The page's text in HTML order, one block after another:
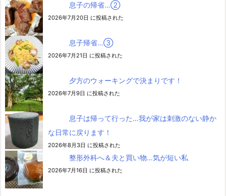
息子の帰省…②
2026年7月20日 に投稿された
息子帰省…③
2026年7月21日 に投稿された
夕方のウォーキングで決まりです！
2026年7月9日 に投稿された
息子は帰って行った…我が家は刺激のない静か
な日常に戻ります！
2026年8月3日 に投稿された
整形外科へ＆夫と買い物…気が短い私
2026年7月16日 に投稿された